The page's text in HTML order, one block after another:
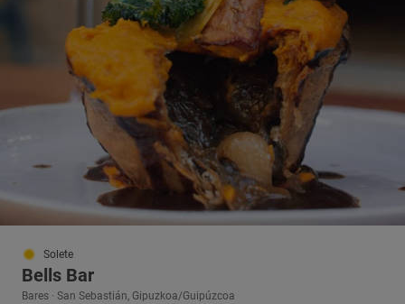
Solete
Bells Bar
Bares · San Sebastián, Gipuzkoa/Guipúzcoa